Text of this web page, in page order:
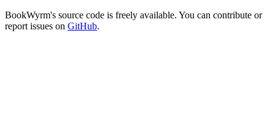
BookWyrm's source code is freely available. You can contribute or
report issues on GitHub.